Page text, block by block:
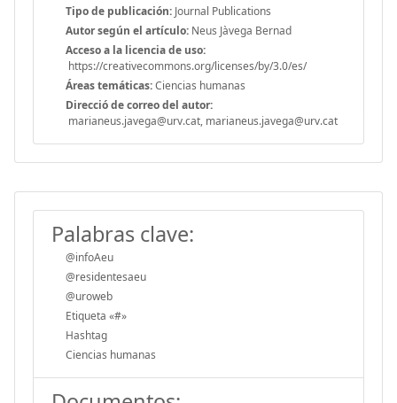
Tipo de publicación: Journal Publications
Autor según el artículo: Neus Jàvega Bernad
Acceso a la licencia de uso:
https://creativecommons.org/licenses/by/3.0/es/
Áreas temáticas:Ciencias humanas
Direcció de correo del autor:
marianeus.javega@urv.cat, marianeus.javega@urv.cat
Palabras clave:
@infoAeu
@residentesaeu
@uroweb
Etiqueta «#»
Hashtag
Ciencias humanas